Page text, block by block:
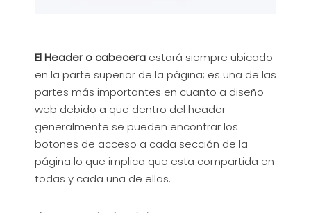
El Header o cabecera estará siempre ubicado
en la parte superior de la página; es una de las
partes más importantes en cuanto a diseño
web debido a que dentro del header
generalmente se pueden encontrar los
botones de acceso a cada sección de la
página lo que implica que esta compartida en
todas y cada una de ellas.